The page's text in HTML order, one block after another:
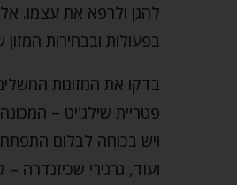
להגן ולרפא את עצמו.
בפעולות ובבחירות
בדקו את המזונות
פטריית שילג'יט –
ויש בכוחה לבלום
ועוד, גרגירי שכיזנדרה